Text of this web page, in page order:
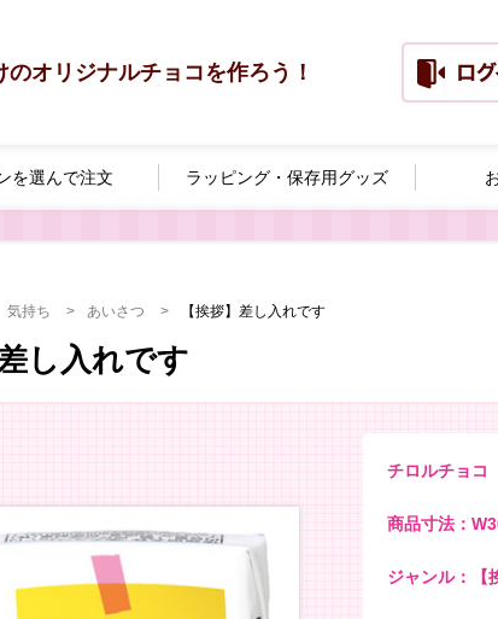
オリジナルチョコを作ろう！
を選んで注文 ラッピング・ 保存用グッズ
気持ち あいさつ 【挨拶】差し入れです
し入れです
チロルチョ
商品寸法：
ジャンル：【